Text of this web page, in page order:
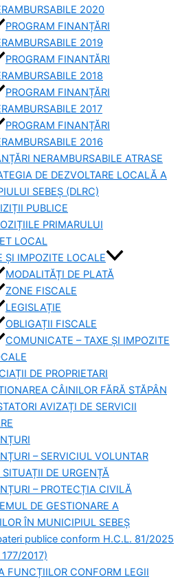
2020
PROGRAM FINANȚĂRI
2019
PROGRAM FINANTĂRI
2018
PROGRAM FINANȚĂRI
2017
PROGRAM FINANȚĂRI
2016
NERAMBURSABILE ATRASE
DE DEZVOLTARE LOCALĂ A
SEBEȘ (DLRC)
PUBLICE
PRIMARULUI
LOCAL
ȘI IMPOZITE LOCALE
MODALITĂȚI DE PLATĂ
ZONE FISCALE
LEGISLAȚIE
OBLIGAȚII FISCALE
COMUNICATE – TAXE ȘI IMPOZITE
DE PROPRIETARI
CÂINILOR FĂRĂ STĂPÂN
AVIZAȚI DE SERVICII
– SERVICIUL VOLUNTAR
SITUAȚII DE URGENȚĂ
– PROTECȚIA CIVILĂ
DE GESTIONARE A
ÎN MUNICIPIUL SEBEȘ
publice conform H.C.L. 81/2025
2017)
FUNCȚIILOR CONFORM LEGII